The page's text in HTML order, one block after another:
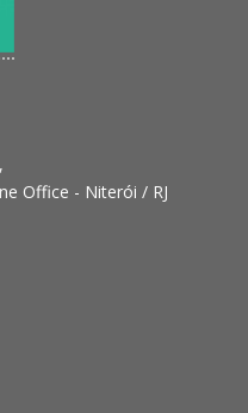
Office - Niterói / RJ